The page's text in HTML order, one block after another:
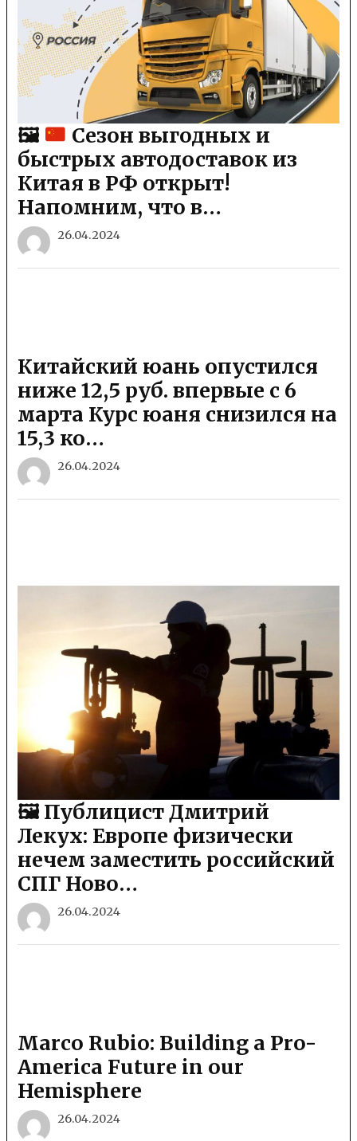
🖼
Сезон выгодных и
быстрых автодоставок из
Китая в РФ открыт!
Напомним, что в…
26.04.2024
Китайский юань опустился
ниже 12,5 руб. впервые с 6
марта Курс юаня снизился на
15,3 ко…
26.04.2024
🖼 Публицист Дмитрий
Лекух: Европе физически
нечем заместить российский
СПГ Ново…
26.04.2024
Marco Rubio: Building a Pro-
America Future in our
Hemisphere
26.04.2024